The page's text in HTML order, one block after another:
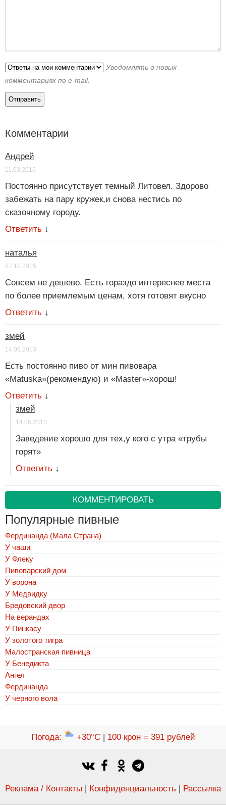
Уведомлять о новых
комментариях по e-mail.
Комментарии
Андрей
11.03.2016
Постоянно присутствует темный Литовел. Здорово
забежать на пару кружек,и снова нестись по
сказочному городу.
Ответить ↓
наталья
07.10.2015
Совсем не дешево. Есть гораздо интереснее места
по более приемлемым ценам, хотя готовят вкусно
Ответить ↓
змей
14.05.2013
Есть постоянно пиво от мин пивовара
«Matuska»(рекомендую) и «Master»-хорош!
Ответить ↓
змей
14.05.2013
Заведение хорошо для тех,у кого с утра «трубы
горят»
Ответить ↓
КОММЕНТИРОВАТЬ
Популярные пивные
Фердинанда (Мала Страна)
У чаши
У Флеку
Пивоварский дом
У ворона
У Медвидку
Бредовский двор
На верандах
У Пинкасу
У золотого тигра
Малостранская пивница
У Бенедикта
Ангел
Фердинанда
У черного вола
Погода: +30°C| 100 крон = 391 рублей
Реклама / Контакты | Конфиденциальность | Рассылка